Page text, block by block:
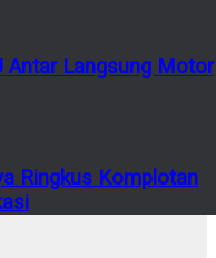
Langsung Motor
Ringkus Komplotan